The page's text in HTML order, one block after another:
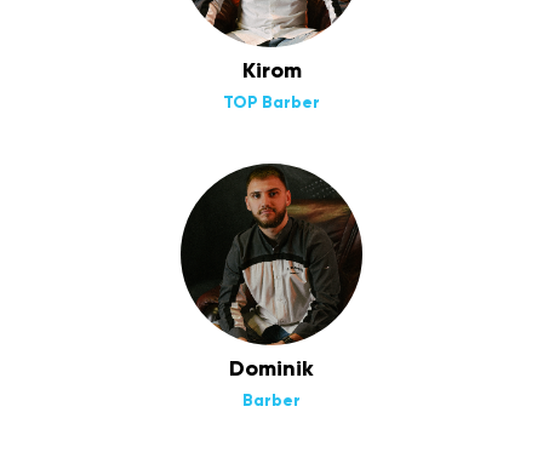
Kirom
TOP Barber
Dominik
Barber